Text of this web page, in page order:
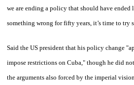
we are ending a policy that should have ended
something wrong for fifty years, it’s time to try
Said the US president that his policy change
impose restrictions on Cuba," though he did
the arguments also forced by the imperial